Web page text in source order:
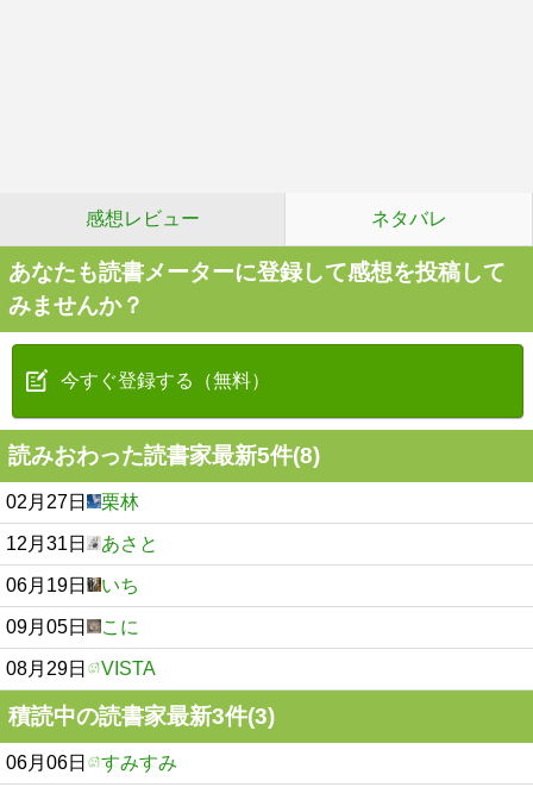
感想レビュー ネタバレ
あなたも読書メーターに登録して感想を投稿して
みませんか？
今すぐ登録する（無料）
読みおわった読書家最新5件(8)
02月27日 栗林
12月31日 あさと
06月19日 いち
09月05日 こに
08月29日 VISTA
積読中の読書家最新3件(3)
06月06日 すみすみ